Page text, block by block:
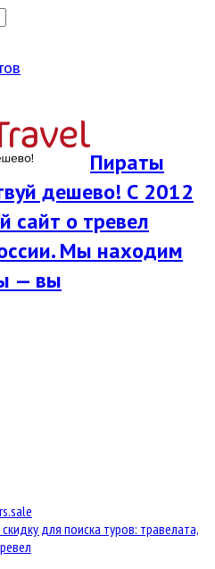
Пираты
дешево! С 2012
сайт о тревел
Мы находим
— вы
для поиска туров: травелата,